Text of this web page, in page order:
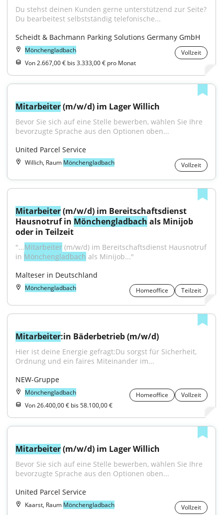
Du stehst deinen Kunden gerne unterstützend zur Seite?
Du bearbeitest selbstständig telefonische...
Scheidt & Bachmann Parking Solutions Germany GmbH
Mönchengladbach
Vollzeit
Von 2.667,00 € bis 3.333,00 € pro Monat
Mitarbeiter (m/w/d) im Lager Willich
Bevor Sie sich auf eine Stelle bewerben, wählen Sie Ihre
bevorzugte Sprache aus den Optionen oben...
United Parcel Service
Willich, Raum Mönchengladbach Vollzeit
Mitarbeiter (m/w/d) im Bereitschaftsdienst
Hausnotruf in Mönchengladbach als Minijob
oder in Teilzeit
"...Mitarbeiter (m/w/d) im Bereitschaftsdienst Hausnotruf
in Mönchengladbach als Minijob..."
Malteser in Deutschland
Mönchengladbach Homeoffice Teilzeit
Mitarbeiter:in Bäderbetrieb (m/w/d)
Hier ist deine Energie gefragt:Du sorgst für Sicherheit,
Ordnung und ein faires Miteinander im...
NEW-Gruppe
Mönchengladbach Homeoffice
Vollzeit
Von 26.400,00 € bis 58.100,00 €
Mitarbeiter (m/w/d) im Lager Willich
Bevor Sie sich auf eine Stelle bewerben, wählen Sie Ihre
bevorzugte Sprache aus den Optionen oben...
United Parcel Service
Kaarst, Raum Mönchengladbach Vollzeit